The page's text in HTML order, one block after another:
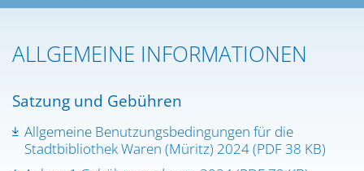
ALLGEMEINE INFORMATIONEN
Satzung und Gebühren
Allgemeine Benutzungsbedingungen für die
Stadtbibliothek Waren (Müritz) 2024 (PDF 38 KB)